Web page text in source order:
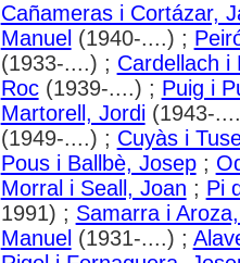
Cañameras i Cortázar,
Manuel (1940-....) ;
(1933-....) ; Cardellach i
Roc(1939-....) ; Puig i
Martorell, Jordi(1943-
(1949-....) ; Cuyàs i
Pous i Ballbè, Josep;
Morral i Seall, Joan ; Pi
1991) ; Samarra i
Manuel (1931-....) ;